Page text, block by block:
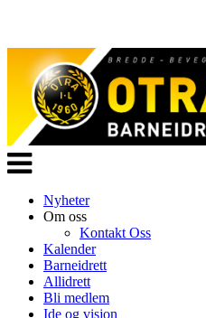
Veksle
navigasjon
Nyheter
Om oss
Kontakt Oss
Kalender
Barneidrett
Allidrett
Bli medlem
Ide og visjon